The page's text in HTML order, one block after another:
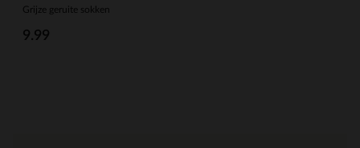
Grijze geruite sokken
9.99